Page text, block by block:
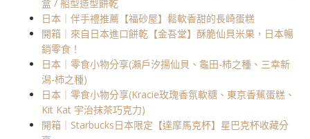
盒 / 船型造型餅乾
日本｜伴手禮推薦【福砂屋】鬆軟香甜的長崎蛋糕
開箱｜來自日本進口餅乾【金吾堂】酥脆仙貝米果，日本暢
銷零食！
日本｜零食小物分享(瀨戶汐揚仙貝、龜田-柿之種、三幸新
潟-柿之種)
日本｜零食小物分享(Kracie玫瑰香氛軟糖、東京香蕉蛋糕、
Kit Kat 宇治抹茶巧克力)
開箱｜Starbucks日本限定【達摩馬克杯】星巴克杯收藏分